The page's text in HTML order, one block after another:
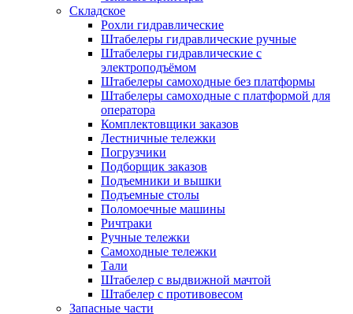
Складское
Рохли гидравлические
Штабелеры гидравлические ручные
Штабелеры гидравлические с
электроподъёмом
Штабелеры самоходные без платформы
Штабелеры самоходные с платформой для
оператора
Комплектовщики заказов
Лестничные тележки
Погрузчики
Подборщик заказов
Подъемники и вышки
Подъемные столы
Поломоечные машины
Ричтраки
Ручные тележки
Самоходные тележки
Тали
Штабелер с выдвижной мачтой
Штабелер с противовесом
Запасные части